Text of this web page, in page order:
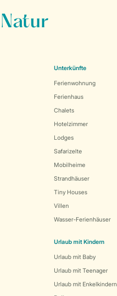
Unterkünfte
Ferienwohnung
Ferienhaus
Chalets
Hotelzimmer
Lodges
Safarizelte
Mobilheime
Strandhäuser
Tiny Houses
Villen
Wasser-Ferienhäuser
Urlaub mit Kindern
Urlaub mit Baby
Urlaub mit Teenager
Urlaub mit Enkelkindern